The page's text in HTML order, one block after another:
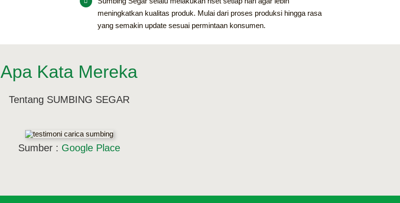
meningkatkan kualitas produk. Mulai dari proses produksi hingga rasa
yang semakin update sesuai permintaan konsumen.
Apa Kata Mereka
Tentang SUMBING SEGAR
Sumber : Google Place